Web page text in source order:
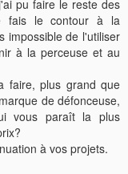
pu faire le reste des
fais le contour à la
impossible de l'utiliser
à la perceuse et au
faire, plus grand que
de défonceuse,
vous paraît la plus
à vos projets.